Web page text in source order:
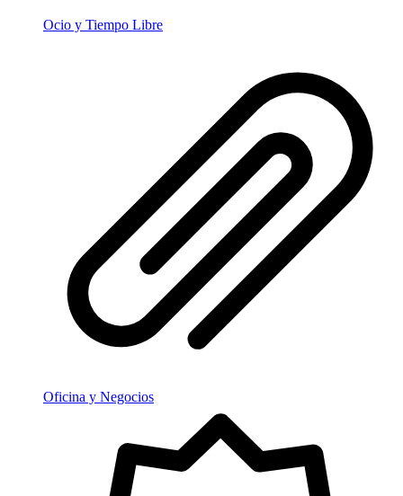
Ocio y Tiempo Libre
Oficina y Negocios